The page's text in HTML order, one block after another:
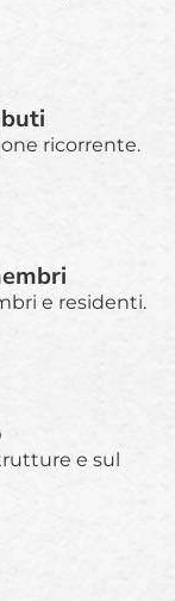
ricorrente.
e residenti.
e sul